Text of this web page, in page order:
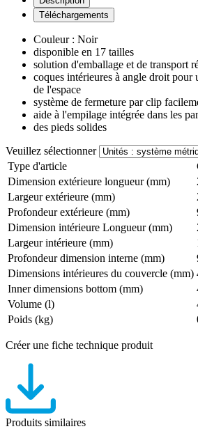
Téléchargements
Couleur : Noir
disponible en 17 tailles
solution d'emballage et de transport
coques intérieures à angle droit
de l'espace
système de fermeture par clip
aide à l'empilage intégrée dans les
des pieds solides
Veuillez sélectionner
Type d'article
Dimension extérieure longueur (mm)
Largeur extérieure (mm)
Profondeur extérieure (mm)
Dimension intérieure Longueur (mm)
Largeur intérieure (mm)
Profondeur dimension interne (mm)
Dimensions intérieures du couvercle (mm)
Inner dimensions bottom (mm)
Volume (l)
Poids (kg)
Créer une fiche technique produit
Produits similaires